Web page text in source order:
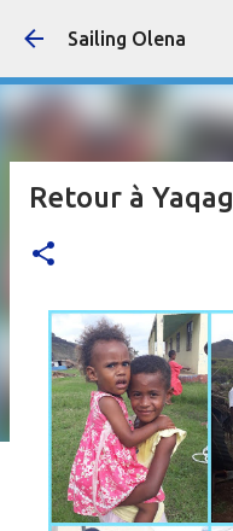
Sailing Olena
Retour à